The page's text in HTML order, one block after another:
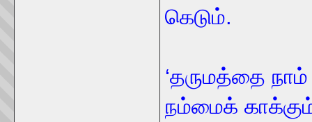
கெடும்.
‘தருமத்தை
நம்மைக்